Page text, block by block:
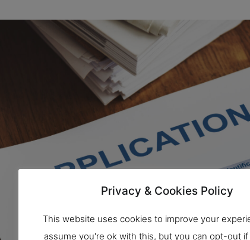
Privacy & Cookies Policy
This website uses cookies to improve your
assume you're ok with this, but you can opt-out